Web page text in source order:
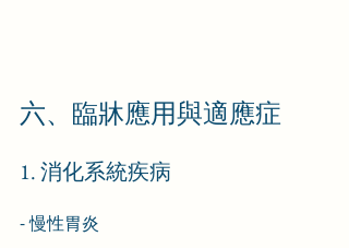
六、臨牀應用與適應症
1. 消化系統疾病
- 慢性胃炎